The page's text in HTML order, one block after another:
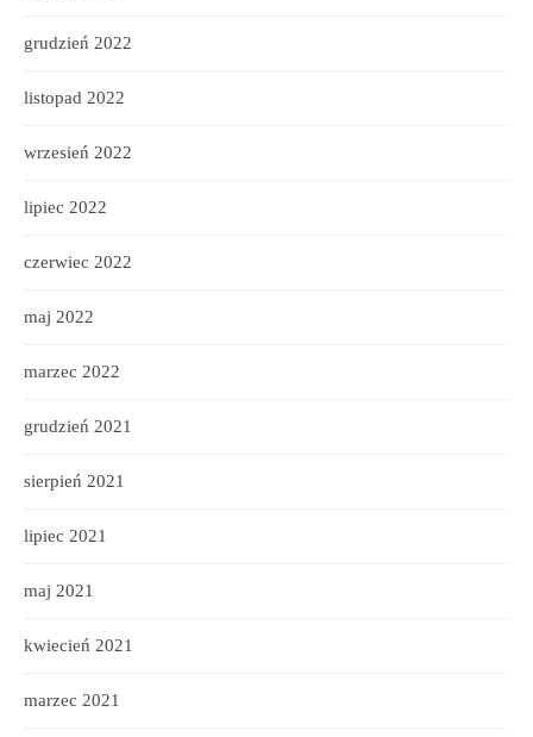
grudzień 2022
listopad 2022
wrzesień 2022
lipiec 2022
czerwiec 2022
maj 2022
marzec 2022
grudzień 2021
sierpień 2021
lipiec 2021
maj 2021
kwiecień 2021
marzec 2021